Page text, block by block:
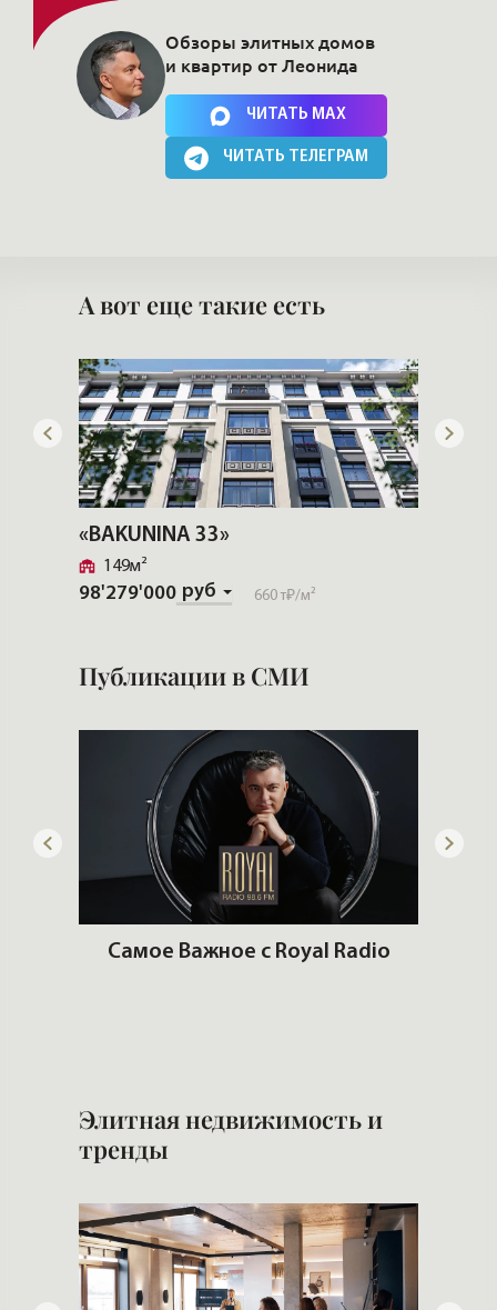
Нажимая на кнопку, Вы соглашаетесь c политикой сайта
Обзоры элитных домов
и квартир от Леонида
ЧИТАТЬ MAX
ЧИТАТЬ ТЕЛЕГРАМ
А вот еще такие есть
«BAKUNINA 33»
98'279'000 руб 660 т₽/м²
149м²
Публикации в СМИ
Самое Важное с Royal Radio
Элитная недвижимость и
тренды